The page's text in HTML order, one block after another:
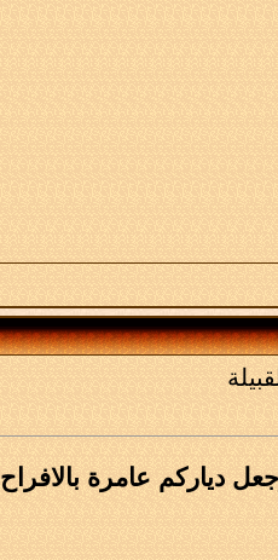
دياركم عامرة بالافراح